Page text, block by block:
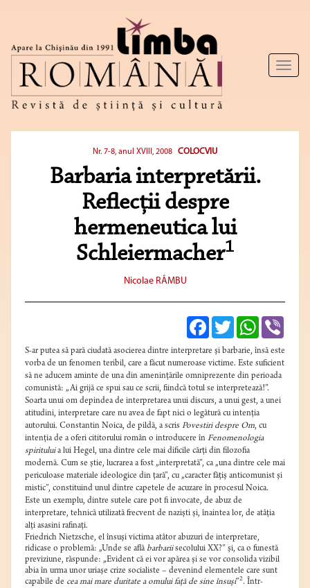
Toggle
Nr. 7-8, anul XVIII, 2008 COLOCVIU
Barbaria interpretării.
Reflecţii despre
hermeneutica lui
Schleiermacher1
Nicolae RÂMBU
FacebookTwitterWhatsApp
S-ar putea să pară ciudată asocierea dintre interpretare şi barbarie, însă este
vorba de un fenomen teribil, care a făcut numeroase victime. Este suficient
să ne aducem aminte de una din ameninţările omniprezente din perioada
comunistă: „Ai grijă ce spui sau ce scrii, fiindcă totul se interpretează!”.
Soarta unui om depindea de interpretarea unui discurs, a unui gest, a unei
atitudini, interpretare care nu avea de fapt nici o legătură cu intenţia
autorului. Constantin Noica, de pildă, a scris Povestiri despre Om, cu
intenţia de a oferi cititorului român o introducere în Fenomenologia
spirituluia lui Hegel, una dintre cele mai dificile cărţi din filozofia
modernă. Cum se ştie, lucrarea a fost „interpretată”, ca „una dintre cele mai
periculoase materiale ideologice din ţară”, cu „caracter făţiş anticomunist şi
mistic”, constituind unul dintre capetele de acuzare în procesul Noica.
Este un exemplu, dintre sutele care pot fi invocate, de abuz de
interpretare, tehnică utilizată frecvent de nazişti şi, înaintea lor, de atâţia
alţi asasini rafinaţi.
Friedrich Nietzsche, el însuşi victima atâtor abuzuri de interpretare,
ridicase o problemă: „Unde se află barbariisecolului XX?” şi, ca o funestă
previziune, răspunde: „Evident că ei vor apărea şi se vor consolida vizibil
abia în urma unor uriaşe crize socialiste – devenind elementele care sunt
capabile de cea mai mare duritate a omului faţă de sine însuşi”2. Într-